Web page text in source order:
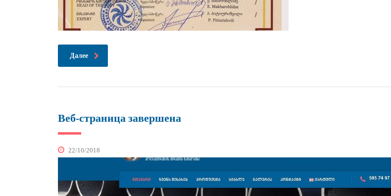
Далее
Веб-страница завершена
22/10/2018